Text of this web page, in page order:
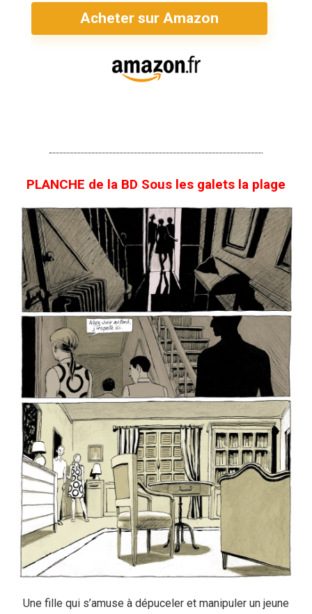
Acheter sur Amazon
PLANCHE de la BD Sous les galets la plage​
Une fille qui s’amuse à dépuceler et manipuler un jeune